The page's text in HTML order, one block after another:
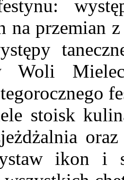
na przemian
Woli
stoisk
ikon i